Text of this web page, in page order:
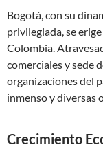
Bogotá, con su
privilegiada, se
Colombia.
comerciales y sede
organizaciones del
inmenso y diversas
Crecimiento